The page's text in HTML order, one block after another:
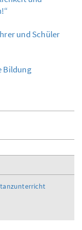
und Schüler
Bildung